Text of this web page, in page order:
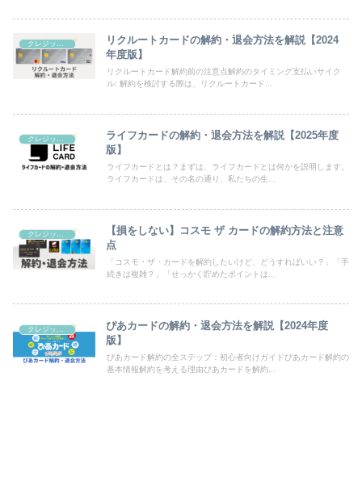
クレジットカード
リクルートカードの解約・退会方法を解説【2024
年度版】
リクルートカード解約前の注意点解約のタイミング支払いサイク
ル: 解約を検討する際は、リクルートカード...
クレジットカード
ライフカードの解約・退会方法を解説【2025年度
版】
ライフカードとは？まずは、ライフカードとは何かを説明します。
ライフカードは、その名の通り、私たちの生...
クレジットカード
【損をしない】コスモ ザ カードの解約方法と注意
点
「コスモ・ザ・カードを解約したいけど、どうすればいい？」「手
続きは複雑？」「せっかく貯めたポイントは...
クレジットカード
ぴあカードの解約・退会方法を解説【2024年度
版】
ぴあカード解約の全ステップ：初心者向けガイドぴあカード解約の
基本情報解約を考える理由ぴあカードを解約...